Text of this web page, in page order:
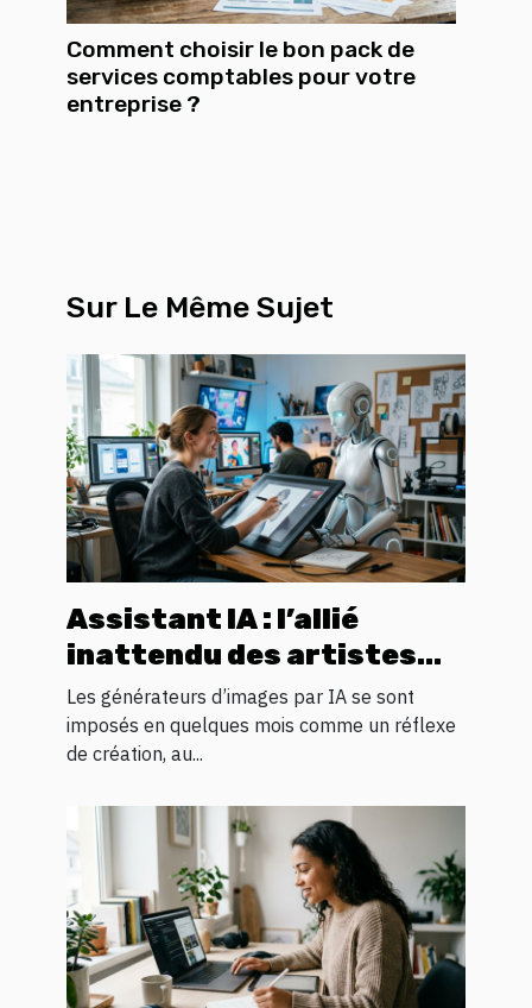
Comment choisir le bon pack de
services comptables pour votre
entreprise ?
Sur Le Même Sujet
Assistant IA : l’allié
inattendu des artistes
numériques en quête
d’inspiration visuelle
Les générateurs d’images par IA se sont
imposés en quelques mois comme un réflexe
de création, au...